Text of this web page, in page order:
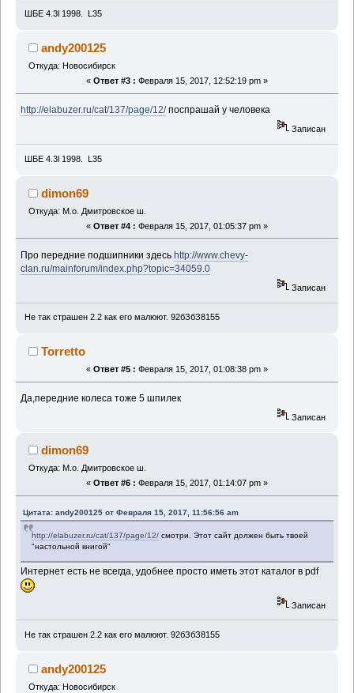
ШБЕ 4.3l 1998. L35
andy200125
Откуда: Новосибирск
« Ответ #3 : Февраля 15, 2017, 12:52:19 pm »
http://elabuzer.ru/cat/137/page/12/поспрашай у человека
Записан
ШБЕ 4.3l 1998. L35
dimon69
Откуда: М.о. Дмитровское ш.
« Ответ #4 : Февраля 15, 2017, 01:05:37 pm »
Про передние подшипники здесьhttp://www.chevy-
clan.ru/mainforum/index.php?topic=34059.0
Записан
Не так страшен 2.2 как его малюют. 92бЗбЗ8155
Torretto
« Ответ #5 : Февраля 15, 2017, 01:08:38 pm »
Да,передние колеса тоже 5 шпилек
Записан
dimon69
Откуда: М.о. Дмитровское ш.
« Ответ #6 : Февраля 15, 2017, 01:14:07 pm »
Цитата: andy200125 от Февраля 15, 2017, 11:56:56 am
http://elabuzer.ru/cat/137/page/12/ смотри. Этот сайт должен быть твоей
"настольной книгой"
Интернет есть не всегда, удобнее просто иметь этот каталог в pdf
Записан
Не так страшен 2.2 как его малюют. 92бЗбЗ8155
andy200125
Откуда: Новосибирск